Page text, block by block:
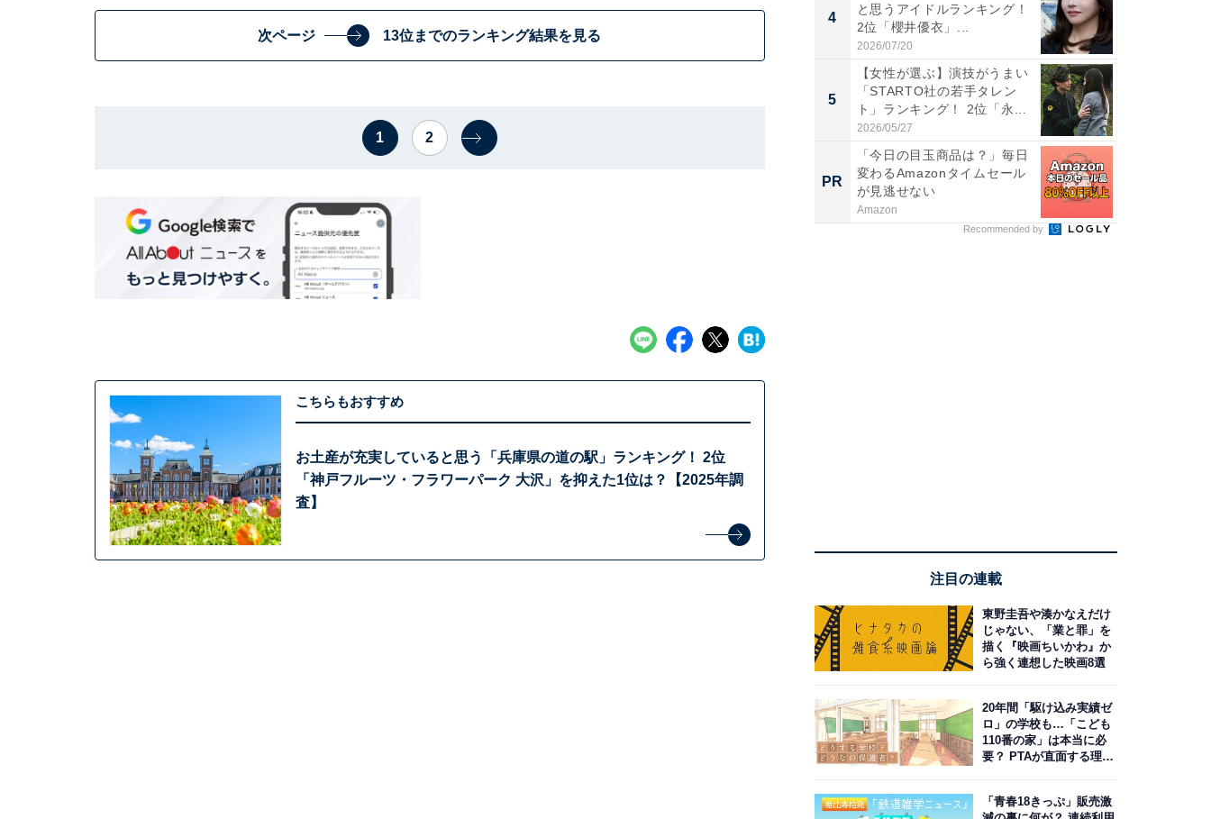
次ページ 13位までのランキング結果を見る
1 2
こちらもおすすめ
お土産が充実していると思う「兵庫県の道の駅」ランキング！ 2位
「神戸フルーツ・フラワーパーク 大沢」を抑えた1位は？【2025年調
査】
4
と思うアイドルランキング！
2位「櫻井優衣」...
2026/07/20
5
【女性が選ぶ】演技がうまい
「STARTO社の若手タレン
ト」ランキング！ 2位「永...
2026/05/27
PR
「今日の目玉商品は？」毎日
変わるAmazonタイムセール
が見逃せない
Amazon
Recommended by
注目の連載
東野圭吾や湊かなえだけ
じゃない、「業と罪」を
描く『映画ちいかわ』か
ら強く連想した映画8選
20年間「駆け込み実績ゼ
ロ」の学校も…「こども
110番の家」は本当に必
要？ PTAが直面する理想
「青春18きっぷ」販売激